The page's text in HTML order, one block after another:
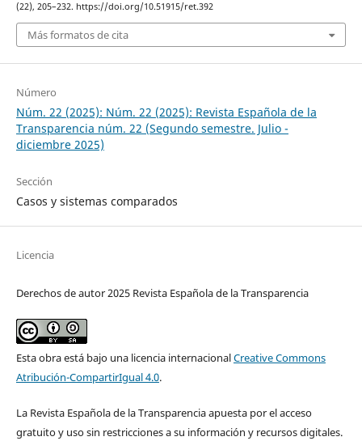
(22), 205–232. https://doi.org/10.51915/ret.392
Más formatos de cita
Número
Núm. 22 (2025): Núm. 22 (2025): Revista Española de la
Transparencia núm. 22 (Segundo semestre. Julio -
diciembre 2025)
Sección
Casos y sistemas comparados
Licencia
Derechos de autor 2025 Revista Española de la Transparencia
Esta obra está bajo una licencia internacionalCreative Commons
Atribución-CompartirIgual 4.0.
La Revista Española de la Transparencia apuesta por el acceso
gratuito y uso sin restricciones a su información y recursos digitales.